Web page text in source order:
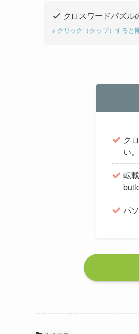
クロスワードパズル
※ クリック（タップ）すると
ク
い。
転
パ